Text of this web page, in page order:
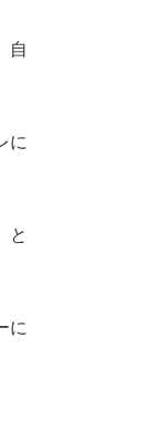
自
に
と
に